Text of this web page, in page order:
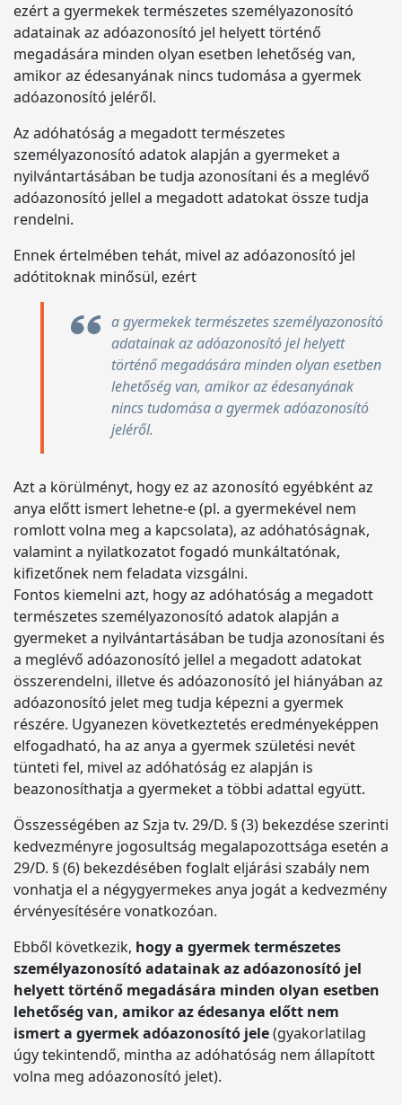
ezért a gyermekek természetes személyazonosító
adatainak az adóazonosító jel helyett történő
megadására minden olyan esetben lehetőség van,
amikor az édesanyának nincs tudomása a gyermek
adóazonosító jeléről.
Az adóhatóság a megadott természetes
személyazonosító adatok alapján a gyermeket a
nyilvántartásában be tudja azonosítani és a meglévő
adóazonosító jellel a megadott adatokat össze tudja
rendelni.
Ennek értelmében tehát, mivel az adóazonosító jel
adótitoknak minősül, ezért
a gyermekek természetes személyazonosító
adatainak az adóazonosító jel helyett
történő megadására minden olyan esetben
lehetőség van, amikor az édesanyának
nincs tudomása a gyermek adóazonosító
jeléről.
Azt a körülményt, hogy ez az azonosító egyébként az
anya előtt ismert lehetne-e (pl. a gyermekével nem
romlott volna meg a kapcsolata), az adóhatóságnak,
valamint a nyilatkozatot fogadó munkáltatónak,
kifizetőnek nem feladata vizsgálni.
Fontos kiemelni azt, hogy az adóhatóság a megadott
természetes személyazonosító adatok alapján a
gyermeket a nyilvántartásában be tudja azonosítani és
a meglévő adóazonosító jellel a megadott adatokat
összerendelni, illetve és adóazonosító jel hiányában az
adóazonosító jelet meg tudja képezni a gyermek
részére. Ugyanezen következtetés eredményeképpen
elfogadható, ha az anya a gyermek születési nevét
tünteti fel, mivel az adóhatóság ez alapján is
beazonosíthatja a gyermeket a többi adattal együtt.
Összességében az Szja tv. 29/D. § (3) bekezdése szerinti
kedvezményre jogosultság megalapozottsága esetén a
29/D. § (6) bekezdésében foglalt eljárási szabály nem
vonhatja el a négygyermekes anya jogát a kedvezmény
érvényesítésére vonatkozóan.
Ebből következik, hogy a gyermek természetes
személyazonosító adatainak az adóazonosító jel
helyett történő megadására minden olyan esetben
lehetőség van, amikor az édesanya előtt nem
ismert a gyermek adóazonosító jele(gyakorlatilag
úgy tekintendő, mintha az adóhatóság nem állapított
volna meg adóazonosító jelet).